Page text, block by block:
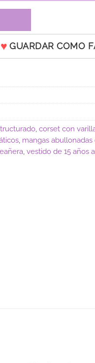
GUARDAR COMO
corset con
mangas abullonadas
vestido de 15 años